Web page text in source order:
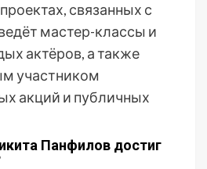
связанных с
мастер-классы и
актёров, а также
участником
акций и публичных
Панфилов достиг